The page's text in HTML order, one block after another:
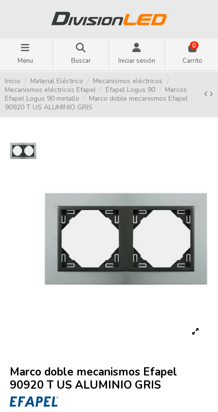
Menu Buscar Iniciar sesión
0
Carrito
Inicio Material Eléctrico
Mecanismos eléctricos
Mecanismos eléctricos Efapel
Efapel Logus 90
Marcos
Efapel Logus 90 metallo
Marco doble mecanismos Efapel
90920 T US ALUMINIO GRIS
Marco doble mecanismos Efapel
90920 T US ALUMINIO GRIS